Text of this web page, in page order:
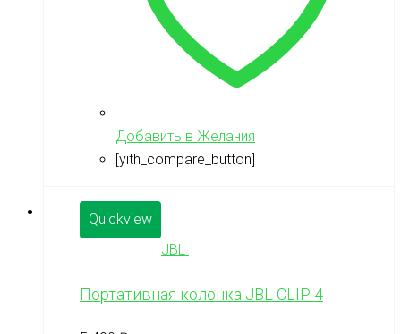
Добавить в Желания
[yith_compare_button]
Quickview
JBL
Портативная колонка JBL CLIP 4